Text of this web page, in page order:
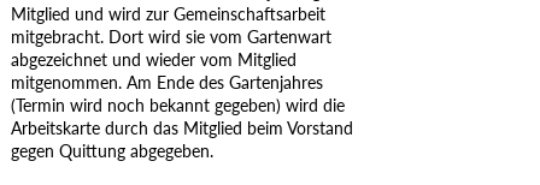
Mitglied und wird zur Gemeinschaftsarbeit
mitgebracht. Dort wird sie vom Gartenwart
abgezeichnet und wieder vom Mitglied
mitgenommen. Am Ende des Gartenjahres
(Termin wird noch bekannt gegeben) wird die
Arbeitskarte durch das Mitglied beim Vorstand
gegen Quittung abgegeben.